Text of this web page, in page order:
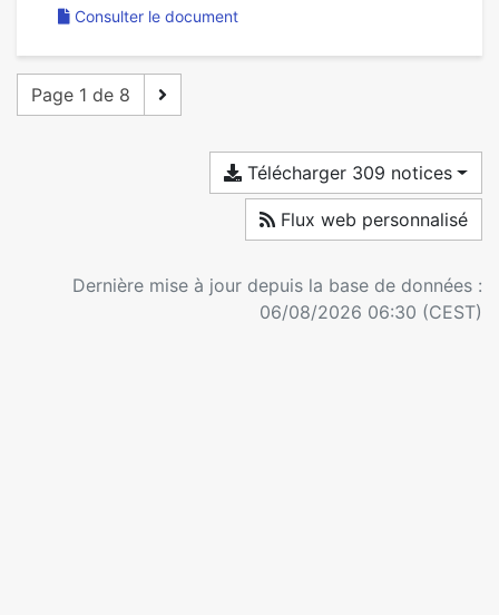
Consulter le document
Page 1 de 8
Télécharger 309 notices
Flux web personnalisé
Dernière mise à jour depuis la base de données :
06/08/2026 06:30 (CEST)